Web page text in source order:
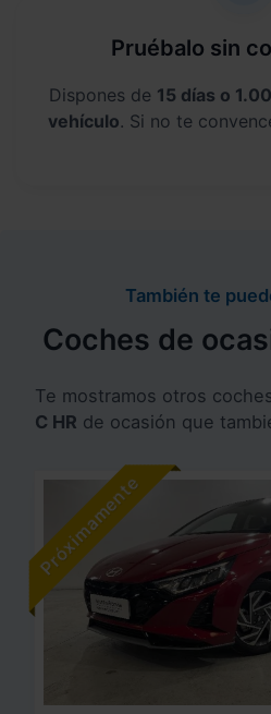
Pruébalo sin
Dispones de 15 días o
vehículo. Si no te
También te
Coches de
Te mostramos otros
C HR de ocasión que